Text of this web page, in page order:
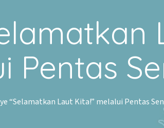
Pentas
“Selamatkan Laut Kita!” melalui Pentas